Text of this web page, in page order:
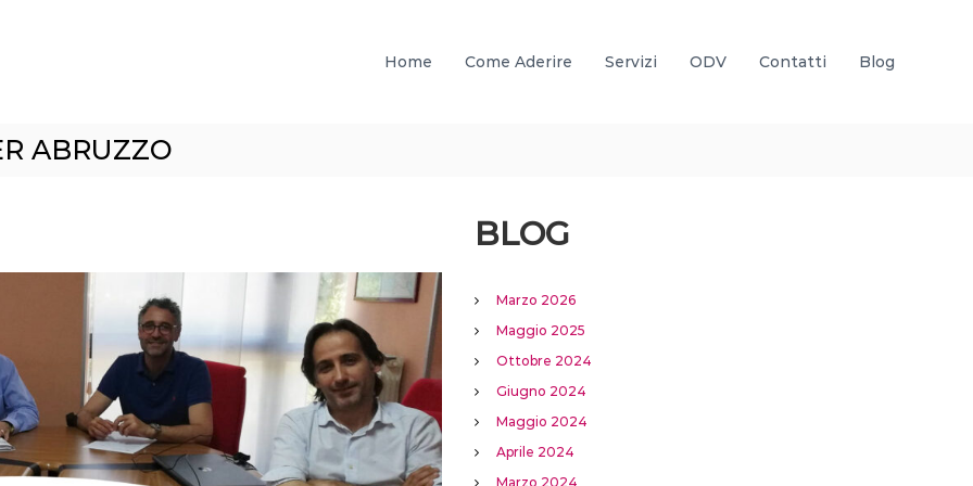
Home Come Aderire Servizi ODV Contatti Blog
ABRUZZO
BLOG
Marzo 2026
Maggio 2025
Ottobre 2024
Giugno 2024
Maggio 2024
Aprile 2024
Marzo 2024